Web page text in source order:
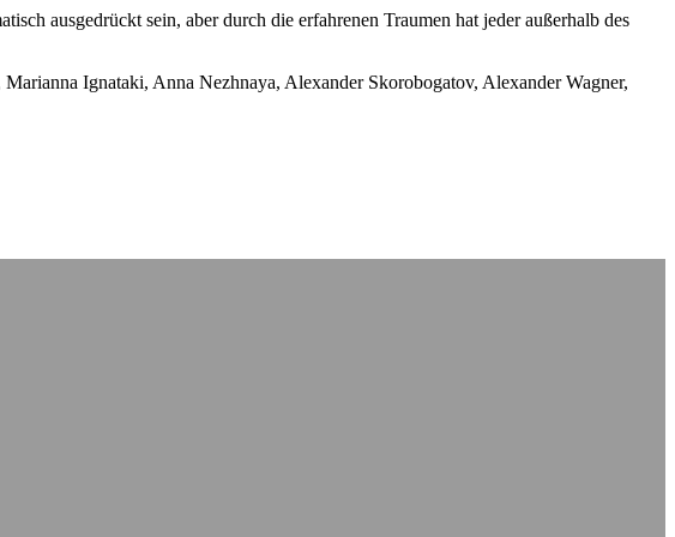
ausgedrückt sein, aber durch die erfahrenen Traumen hat jeder außerhalb des
Ignataki, Anna Nezhnaya, Alexander Skorobogatov, Alexander Wagner,